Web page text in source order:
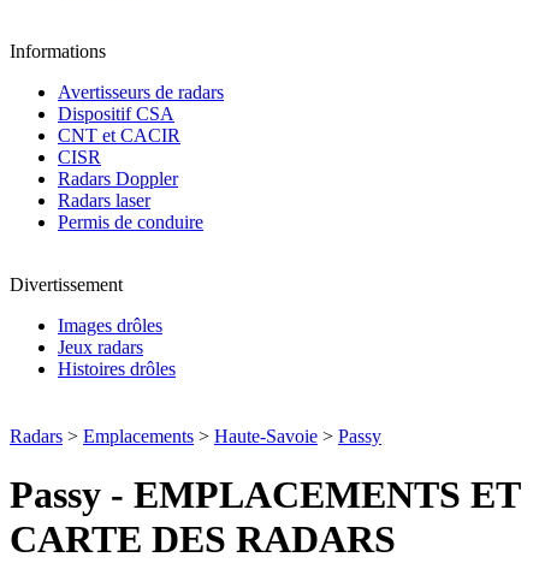
Informations
Avertisseurs de radars
Dispositif CSA
CNT et CACIR
CISR
Radars Doppler
Radars laser
Permis de conduire
Divertissement
Images drôles
Jeux radars
Histoires drôles
Radars > Emplacements > Haute-Savoie > Passy
Passy - EMPLACEMENTS ET
CARTE DES RADARS